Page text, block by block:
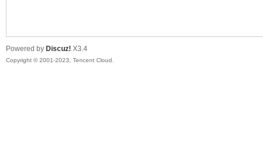
Powered by Discuz! X3.4
Copyright © 2001-2023, Tencent Cloud.